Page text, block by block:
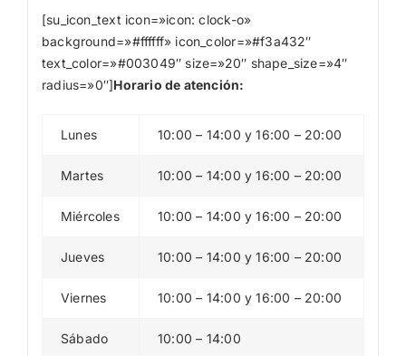
[su_icon_text icon=»icon: clock-o»
background=»#ffffff» icon_color=»#f3a432″
text_color=»#003049″ size=»20″ shape_size=»4″
radius=»0″]Horario de atención:
Lunes 10:00 – 14:00 y 16:00 – 20:00
Martes 10:00 – 14:00 y 16:00 – 20:00
Miércoles 10:00 – 14:00 y 16:00 – 20:00
Jueves 10:00 – 14:00 y 16:00 – 20:00
Viernes 10:00 – 14:00 y 16:00 – 20:00
Sábado 10:00 – 14:00